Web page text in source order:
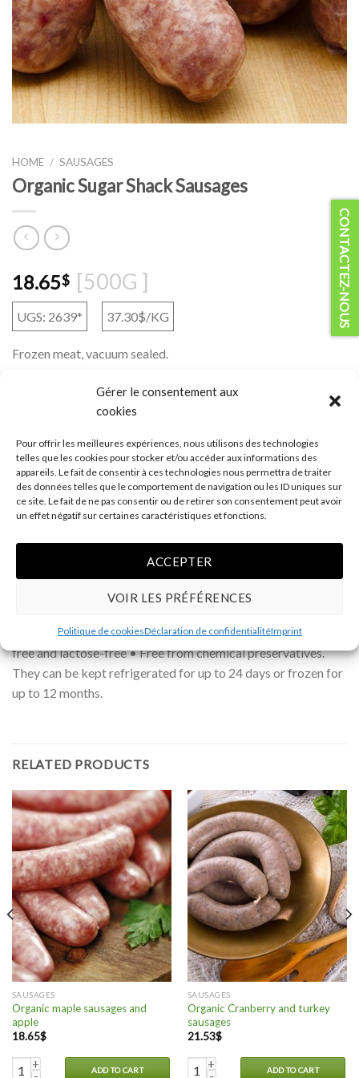
Gérer le consentement aux
cookies
Pour offrir les meilleures expériences, nous utilisons des technologies
telles que les cookies pour stocker et/ou accéder aux informations des
appareils. Le fait de consentir à ces technologies nous permettra de traiter
des données telles que le comportement de navigation ou les ID uniques sur
ce site. Le fait de ne pas consentir ou de retirer son consentement peut avoir
un effet négatif sur certaines caractéristiques et fonctions.
ACCEPTER
VOIR LES PRÉFÉRENCES
Politique de cookiesDéclaration de confidentialitéImprint
HOME / SAUSAGES
Organic Sugar Shack Sausages
18.65$ [500G ]
UGS: 2639* 37.30$/KG
Frozen meat, vacuum sealed.
Organic Sugar Shack Sausages quantity
ADD TO CART
All our organic sausages are: • Certified organic • Gluten-
free and lactose-free • Free from chemical preservatives.
They can be kept refrigerated for up to 24 days or frozen for
up to 12 months.
RELATED PRODUCTS
SAUSAGES
Organic maple sausages and
apple
18.65$
Organic maple sausages and apple quantity
ADD TO CART
SAUSAGES
Organic Cranberry and turkey
sausages
21.53$
Organic Cranberry and turkey
ADD TO CART
quantity
CONTACTEZ-NOUS